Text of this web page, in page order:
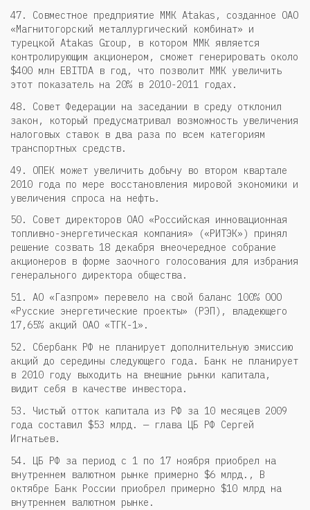
47. Совместное предприятие ММК Atakas, созданное ОАО
«Магнитогорский металлургический комбинат» и
турецкой Atakas Group, в котором ММК является
контролирующим акционером, сможет генерировать около
$400 млн EBITDA в год, что позволит ММК увеличить
этот показатель на 20% в 2010-2011 годах.
48. Совет Федерации на заседании в среду отклонил
закон, который предусматривал возможность увеличения
налоговых ставок в два раза по всем категориям
транспортных средств.
49. ОПЕК может увеличить добычу во втором квартале
2010 года по мере восстановления мировой экономики и
увеличения спроса на нефть.
50. Совет директоров ОАО «Российская инновационная
топливно-энергетическая компания» («РИТЭК») принял
решение созвать 18 декабря внеочередное собрание
акционеров в форме заочного голосования для избрания
генерального директора общества.
51. АО «Газпром» перевело на свой баланс 100% ООО
«Русские энергетические проекты» (РЭП), владеющего
17,65% акций ОАО «ТГК-1».
52. Сбербанк РФ не планирует дополнительную эмиссию
акций до середины следующего года. Банк не планирует
в 2010 году выходить на внешние рынки капитала,
видит себя в качестве инвестора.
53. Чистый отток капитала из РФ за 10 месяцев 2009
года составил $53 млрд. — глава ЦБ РФ Сергей
Игнатьев.
54. ЦБ РФ за период с 1 по 17 ноября приобрел на
внутреннем валютном рынке примерно $6 млрд., В
октябре Банк России приобрел примерно $10 млрд на
внутреннем валютном рынке.